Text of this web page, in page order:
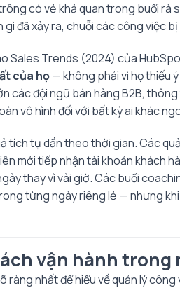
có vẻ khả quan trong buổi rà
gì đã xảy ra, chuỗi các công việc
Sales Trends (2024) của
của họ— không phải vì họ thiếu
các đội ngũ bán hàng B2B,
vô hình đối với bất kỳ ai khác
tích tụ dần theo thời gian. Các
mới tiếp nhận tài khoản khách
thay vì vài giờ. Các buổi
từng ngày riêng lẻ — nhưng
vận hành trong
ràng nhất để hiểu về quản lý